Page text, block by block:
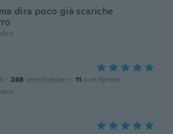
dira poco già scariche
· 268 anmeldelser · 11 overførsler